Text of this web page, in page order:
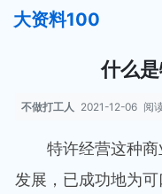
大资料100
什么
不做打工人 2021-12-06 阅
特许经营这种
发展，已成功地为